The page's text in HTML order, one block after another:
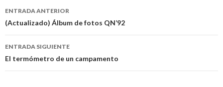
Navegación
de
entradas
ENTRADA ANTERIOR
(Actualizado) Álbum de fotos QN’92
ENTRADA SIGUIENTE
El termómetro de un campamento